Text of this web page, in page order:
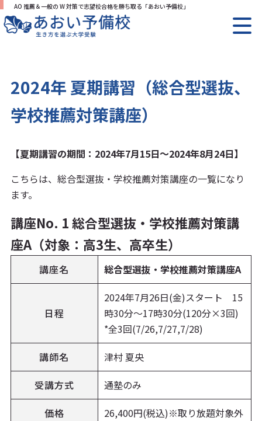
AO 推薦＆一般の W 対策で志望校合格を勝ち取る「あおい予備校」
2024年 夏期講習（総合型選抜、
学校推薦対策講座）
【夏期講習の期間：2024年7月15日～2024年8月24日】
こちらは、総合型選抜・学校推薦対策講座の一覧になり
ます。
講座No. 1 総合型選抜・学校推薦対策講
座A（対象：高3生、高卒生）
講座名 総合型選抜・学校推薦対策講座A
日程
2024年7月26日(金)スタート 15
時30分〜17時30分(120分×3回)
*全3回(7/26,7/27,7/28)
講師名
津村 夏央
受講方式
通塾のみ
価格
26,400円(税込)※取り放題対象外